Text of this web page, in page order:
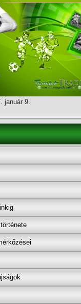
január 9.